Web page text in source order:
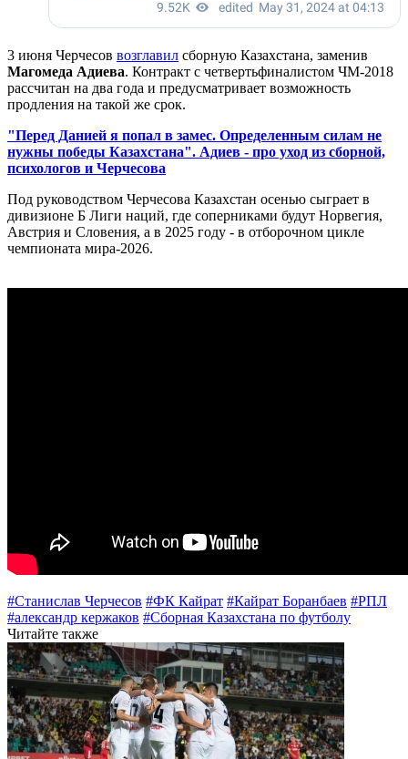
3 июня Черчесов возглавил сборную Казахстана, заменив
Магомеда Адиева. Контракт с четвертьфиналистом ЧМ-2018
рассчитан на два года и предусматривает возможность
продления на такой же срок.
"Перед Данией я попал в замес. Определенным силам не
нужны победы Казахстана". Адиев - про уход из сборной,
психологов и Черчесова
Под руководством Черчесова Казахстан осенью сыграет в
дивизионе Б Лиги наций, где соперниками будут Норвегия,
Австрия и Словения, а в 2025 году - в отборочном цикле
чемпионата мира-2026.
#Станислав Черчесов #ФК Кайрат #Кайрат Боранбаев #РПЛ
#александр кержаков #Сборная Казахстана по футболу
Читайте также